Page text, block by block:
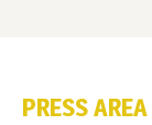
PRESS AREA